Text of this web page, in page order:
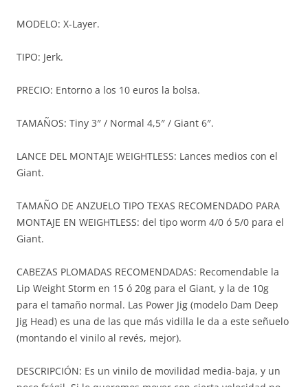
MODELO: X-Layer.
TIPO: Jerk.
PRECIO: Entorno a los 10 euros la bolsa.
TAMAÑOS: Tiny 3″ / Normal 4,5″ / Giant 6″.
LANCE DEL MONTAJE WEIGHTLESS: Lances medios con el
Giant.
TAMAÑO DE ANZUELO TIPO TEXAS RECOMENDADO PARA
MONTAJE EN WEIGHTLESS: del tipo worm 4/0 ó 5/0 para el
Giant.
CABEZAS PLOMADAS RECOMENDADAS: Recomendable la
Lip Weight Storm en 15 ó 20g para el Giant, y la de 10g
para el tamaño normal. Las Power Jig (modelo Dam Deep
Jig Head) es una de las que más vidilla le da a este señuelo
(montando el vinilo al revés, mejor).
DESCRIPCIÓN: Es un vinilo de movilidad media-baja, y un